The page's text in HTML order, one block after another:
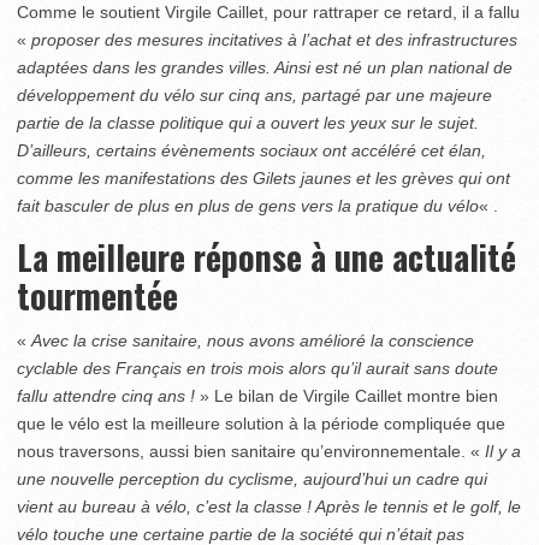
Comme le soutient Virgile Caillet, pour rattraper ce retard, il a fallu
« proposer des mesures incitatives à l’achat et des infrastructures
adaptées dans les grandes villes. Ainsi est né un plan national de
développement du vélo sur cinq ans, partagé par une majeure
partie de la classe politique qui a ouvert les yeux sur le sujet.
D’ailleurs, certains évènements sociaux ont accéléré cet élan,
comme les manifestations des Gilets jaunes et les grèves qui ont
fait basculer de plus en plus de gens vers la pratique du vélo« .
La meilleure réponse à une actualité
tourmentée
« Avec la crise sanitaire, nous avons amélioré la conscience
cyclable des Français en trois mois alors qu’il aurait sans doute
fallu attendre cinq ans ! » Le bilan de Virgile Caillet montre bien
que le vélo est la meilleure solution à la période compliquée que
nous traversons, aussi bien sanitaire qu’environnementale. « Il y a
une nouvelle perception du cyclisme, aujourd’hui un cadre qui
vient au bureau à vélo, c’est la classe ! Après le tennis et le golf, le
vélo touche une certaine partie de la société qui n’était pas